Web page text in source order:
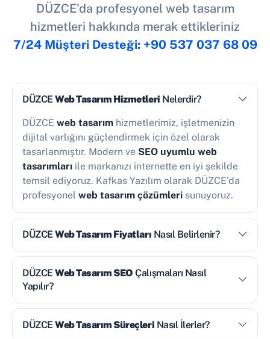
DÜZCE'da profesyonel web tasarım
hizmetleri hakkında merak ettikleriniz
7/24 Müşteri Desteği: +90 537 037 68 09
DÜZCEWeb Tasarım Hizmetleri Nelerdir?
DÜZCE web tasarım hizmetlerimiz, işletmenizin
dijital varlığını güçlendirmek için özel olarak
tasarlanmıştır. Modern ve SEO uyumlu web
tasarımları ile markanızı internette en iyi şekilde
temsil ediyoruz. Kafkas Yazılım olarak DÜZCE'da
profesyonel web tasarım çözümleri sunuyoruz.
DÜZCEWeb Tasarım Fiyatları Nasıl Belirlenir?
DÜZCEWeb Tasarım SEO Çalışmaları Nasıl
Yapılır?
DÜZCEWeb Tasarım Süreçleri Nasıl İlerler?